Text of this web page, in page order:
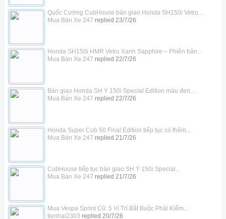
Quốc Cường CubHouse bàn giao Honda SH150i Vetro...
Mua Bán Xe 247 replied 23/7/26
Honda SH150i HMR Vetro Xanh Sapphire – Phiên bản...
Mua Bán Xe 247 replied 22/7/26
Bàn giao Honda SH Ý 150i Special Edition màu đen...
Mua Bán Xe 247 replied 22/7/26
Honda Super Cub 50 Final Edition tiếp tục có thêm...
Mua Bán Xe 247 replied 21/7/26
CubHouse tiếp tục bàn giao SH Ý 150i Special...
Mua Bán Xe 247 replied 21/7/26
Mua Vespa Sprint Cũ: 5 Vị Trí Bắt Buộc Phải Kiểm...
tienhai2303 replied 20/7/26